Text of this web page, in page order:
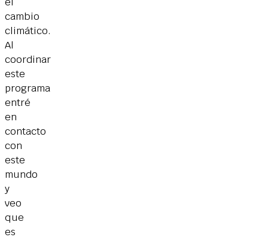
cambio
climático.
Al
coordinar
este
programa
entré
en
contacto
con
este
mundo
y
veo
que
es